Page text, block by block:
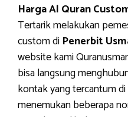
Harga Al Quran
Tertarik melakukan
custom di Penerbit
website kami
bisa langsung
kontak yang tercantum
menemukan beberapa